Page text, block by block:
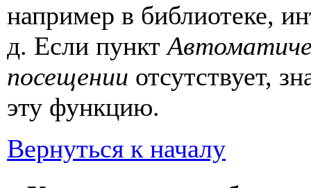
например в библиотеке,
д. Если пункт
посещении отсутствует,
эту функцию.
Вернуться к началу